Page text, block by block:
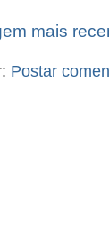
mais
Postar